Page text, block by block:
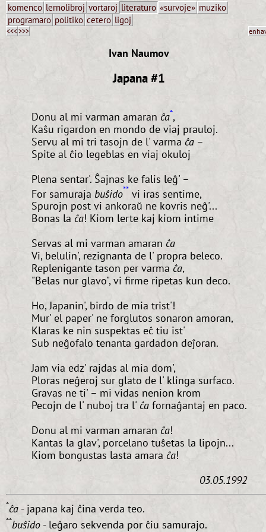
komenco lernolibroj vortaroj literaturo «survoje» muziko
programaro politiko cetero ligoj
<<<>>>
Ivan Naumov
Japana #1
Donu al mi varman amaran ĉa*,
Kaŝu rigardon en mondo de viaj prauloj.
Servu al mi tri tasojn de l' varma ĉa–
Spite al ĉio legeblas en viaj okuloj
Plena sentar'. Ŝajnas ke falis leĝ' –
For samuraja buŝido** vi iras sentime,
Spurojn post vi ankoraŭ ne kovris neĝ'...
Bonas la ĉa! Kiom lerte kaj kiom intime
Servas al mi varman amaran ĉa
Vi, belulin', rezignanta de l' propra beleco.
Replenigante tason per varma ĉa,
"Belas nur glavo", vi firme ripetas kun deco.
Ho, Japanin', birdo de mia trist'!
Mur' el paper' ne forglutos sonaron amoran,
Klaras ke nin suspektas eĉ tiu ist'
Sub neĝofalo tenanta gardadon deĵoran.
Jam via edz' rajdas al mia dom',
Ploras neĝeroj sur glato de l' klinga surfaco.
Gravas ne ti' – mi vidas nenion krom
Pecojn de l' nuboj tra l' ĉafornaĝantaj en paco.
Donu al mi varman amaran ĉa!
Kantas la glav', porcelano tuŝetas la lipojn...
Kiom bongustas lasta amara ĉa!
03.05.1992
*ĉa - japana kaj ĉina verda teo.
**buŝido - leĝaro sekvenda por ĉiu samurajo.